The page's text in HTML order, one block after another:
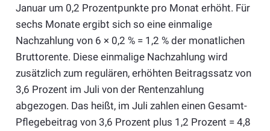
Januar um 0,2 Prozentpunkte pro Monat erhöht. Für
sechs Monate ergibt sich so eine einmalige
Nachzahlung von 6 × 0,2 % = 1,2 % der monatlichen
Bruttorente. Diese einmalige Nachzahlung wird
zusätzlich zum regulären, erhöhten Beitragssatz von
3,6 Prozent im Juli von der Rentenzahlung
abgezogen. Das heißt, im Juli zahlen einen Gesamt-
Pflegebeitrag von 3,6 Prozent plus 1,2 Prozent = 4,8